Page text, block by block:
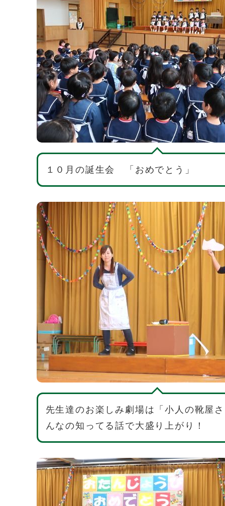
１０月の誕生会 「おめでとう」
先生達のお楽しみ劇場は「小人の靴屋
んなの知ってる話で大盛り上がり！